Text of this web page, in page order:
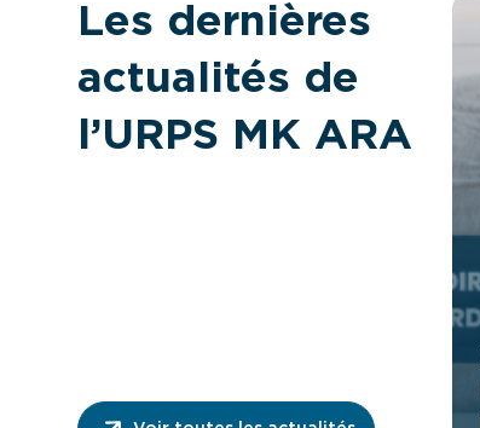
Les dernières
actualités de
l’URPS MK ARA